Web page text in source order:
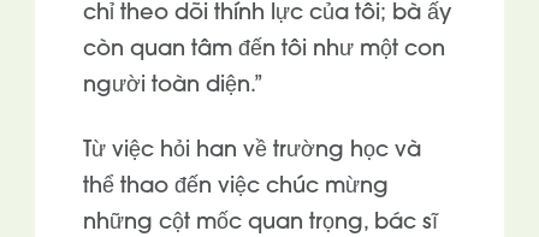
chỉ theo dõi thính lực của tôi; bà ấy
còn quan tâm đến tôi như một con
người toàn diện.”
Từ việc hỏi han về trường học và
thể thao đến việc chúc mừng
những cột mốc quan trọng, bác sĩ